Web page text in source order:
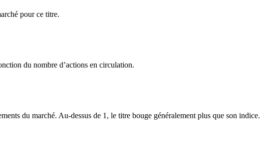
pour ce titre.
du nombre d’actions en circulation.
du marché. Au-dessus de 1, le titre bouge généralement plus que son indice.